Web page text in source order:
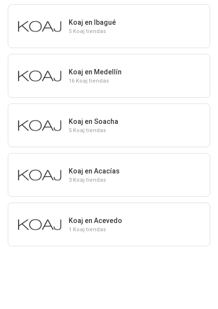
Koaj en Ibagué
5 Koaj tiendas
Koaj en Medellín
16 Koaj tiendas
Koaj en Soacha
5 Koaj tiendas
Koaj en Acacías
3 Koaj tiendas
Koaj en Acevedo
1 Koaj tiendas